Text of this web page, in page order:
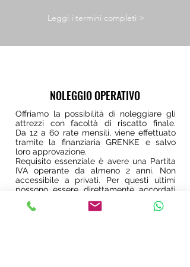
Leggi i termini completi >
€
€
€
NOLEGGIO OPERATIVO
Offriamo la possibilità di noleggiare gli
attrezzi con facoltà di riscatto finale.
Da 12 a 60 rate mensili, viene effettuato
tramite la finanziaria GRENKE e salvo
loro approvazione.
Requisito essenziale è avere una Partita
IVA operante da almeno 2 anni. Non
accessibile a privati. Per questi ultimi
possono essere direttamente accordati
pagamenti rateizzati.